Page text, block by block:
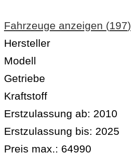
Fahrzeuge anzeigen (197)
Hersteller
Modell
Getriebe
Kraftstoff
Erstzulassung ab: 2010
Erstzulassung bis: 2025
Preis max.: 64990